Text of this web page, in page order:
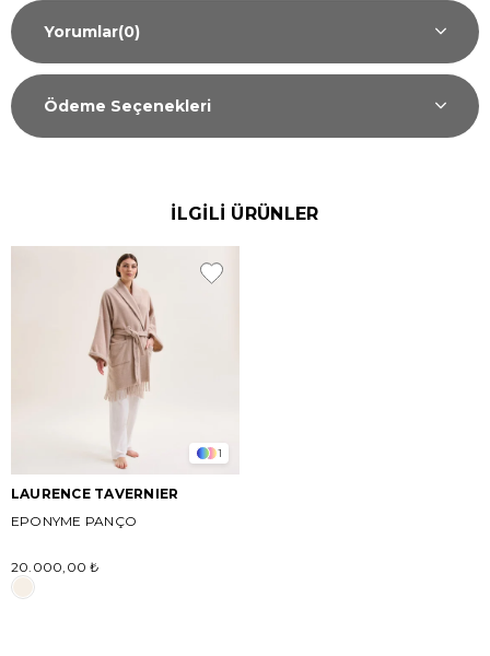
Yorumlar(0)
Ödeme Seçenekleri
İLGİLİ ÜRÜNLER
1
LAURENCE TAVERNIER
EPONYME PANÇO
20.000,00 ₺